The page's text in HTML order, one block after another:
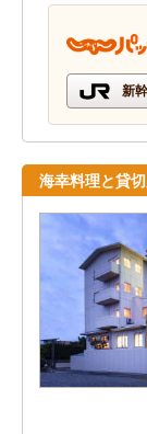
新
海幸料理と貸